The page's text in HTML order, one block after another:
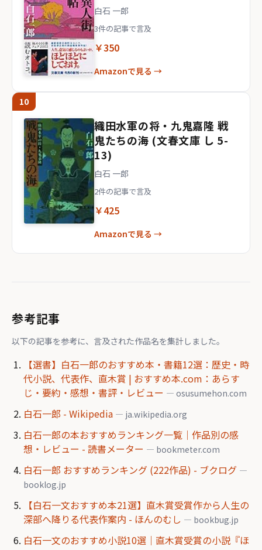
白石 一郎
3件の記事で言及
￥350
Amazonで見る →
10
織田水軍の将・九鬼嘉隆 戦
鬼たちの海 (文春文庫 し 5-
13)
白石 一郎
2件の記事で言及
￥425
Amazonで見る →
参考記事
以下の記事を参考に、言及された作品名を集計しました。
【選書】白石一郎のおすすめ本・書籍12選：歴史・時
代小説、代表作、直木賞 | おすすめ本.com：あらす
じ・要約・感想・書評・レビュー — osusumehon.com
白石一郎 - Wikipedia — ja.wikipedia.org
白石一郎の本おすすめランキング一覧｜作品別の感
想・レビュー - 読書メーター — bookmeter.com
白石一郎 おすすめランキング (222作品) - ブクログ —
booklog.jp
【白石一文おすすめ本21選】直木賞受賞作から人生の
深部へ降りる代表作案内 - ほんのむし — bookbug.jp
白石一文のおすすめ小説10選｜直木賞受賞の小説『ほ